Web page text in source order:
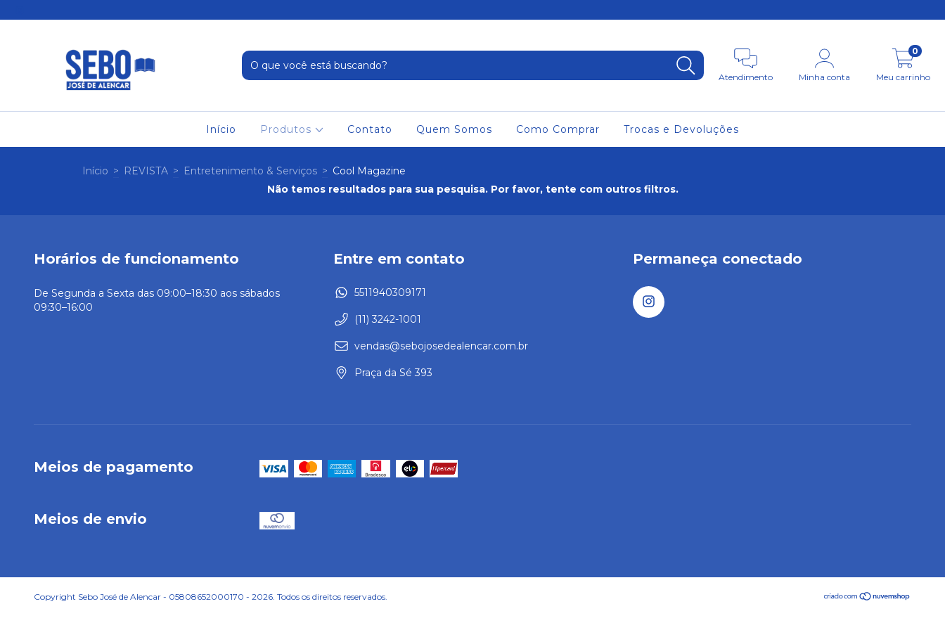
Atendimento Minha conta Meu carrinho
0
Início Produtos Contato Quem Somos Como Comprar Trocas e Devoluções
Início > REVISTA > Entretenimento & Serviços > Cool Magazine
Não temos resultados para sua pesquisa. Por favor, tente com outros filtros.
Horários de funcionamento
De Segunda a Sexta das 09:00–18:30 aos sábados
09:30–16:00
Entre em contato
5511940309171
(11) 3242-1001
vendas@sebojosedealencar.com.br
Praça da Sé 393
Permaneça conectado
Meios de pagamento
Meios de envio
Copyright Sebo José de Alencar - 05808652000170 - 2026. Todos os direitos reservados.